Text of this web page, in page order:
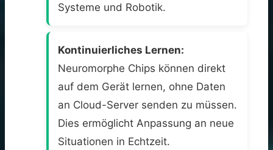
Systeme und Robotik.
Kontinuierliches Lernen:
Neuromorphe Chips können direkt
auf dem Gerät lernen, ohne Daten
an Cloud-Server senden zu müssen.
Dies ermöglicht Anpassung an neue
Situationen in Echtzeit.